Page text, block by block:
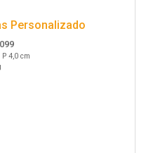
Personalizado
4,0 cm